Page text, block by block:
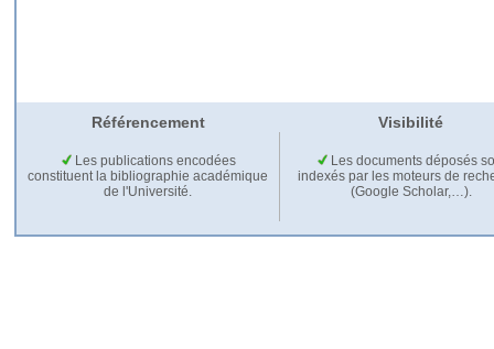
Référencement Visibilité
Les publications encodées
constituent la bibliographie académique
de l'Université.
Les documents déposés
indexés par les moteurs de
(Google Scholar,…).